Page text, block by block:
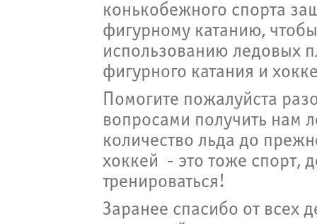
конькобежного спорта
фигурному катанию,
использованию ледовых
фигурного катания и
Помогите пожалуйста
вопросами получить нам
количество льда до
хоккей - это тоже спорт,
тренироваться!
Заранее спасибо от всех